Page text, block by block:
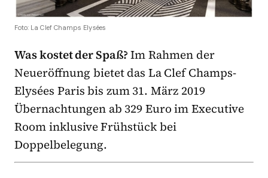
Foto: La Clef Champs Elysées
Was kostet der Spaß?Im Rahmen der
Neueröffnung bietet das La Clef Champs-
Elysées Paris bis zum 31. März 2019
Übernachtungen ab 329 Euro im Executive
Room inklusive Frühstück bei
Doppelbelegung.